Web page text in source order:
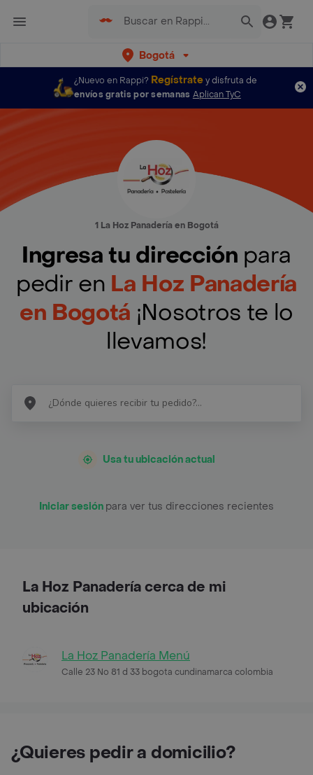
Bogotá
¿Nuevo en Rappi? Regístratey disfruta de
envíos gratis por semanas Aplican TyC
1 La Hoz Panadería en Bogotá
Ingresa tu dirección para
pedir en La Hoz Panadería
en Bogotá ¡Nosotros te lo
llevamos!
Usa tu ubicación actual
Iniciar sesión para ver tus direcciones recientes
La Hoz Panadería cerca de mi
ubicación
La Hoz Panadería Menú
Calle 23 No 81 d 33 bogota cundinamarca colombia
¿Quieres pedir a domicilio?